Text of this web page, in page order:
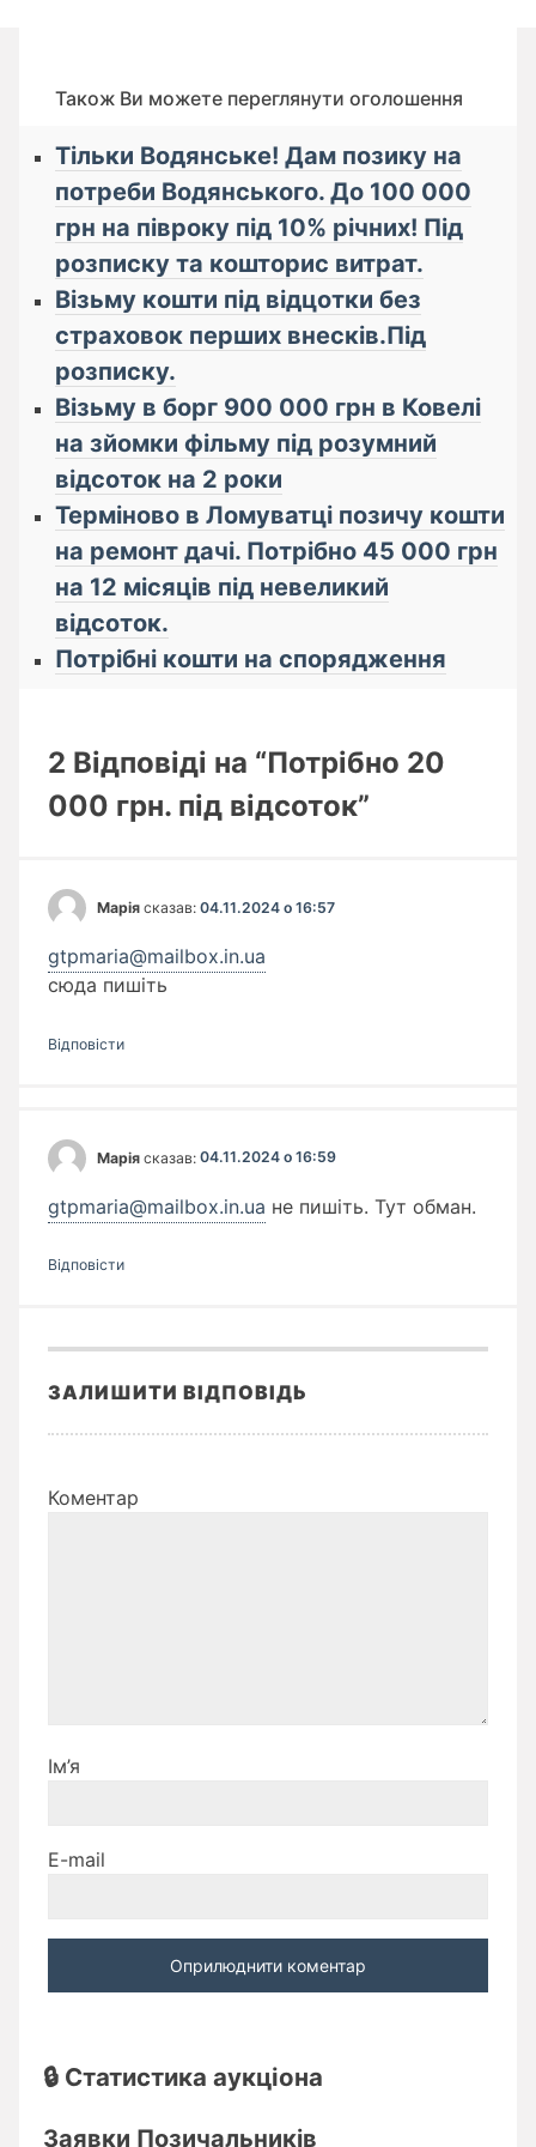
Також Ви можете переглянути оголошення
Тільки Водянське! Дам позику на
потреби Водянського. До 100 000
грн на півроку під 10% річних! Під
розписку та кошторис витрат.
Візьму кошти під відцотки без
страховок перших внесків.Під
розписку.
Візьму в борг 900 000 грн в Ковелі
на зйомки фільму під розумний
відсоток на 2 роки
Терміново в Ломуватці позичу кошти
на ремонт дачі. Потрібно 45 000 грн
на 12 місяців під невеликий
відсоток.
Потрібні кошти на спорядження
2 Відповіді на “Потрібно 20
000 грн. під відсоток”
Марія сказав: 04.11.2024 о 16:57
gtpmaria@mailbox.in.ua
сюда пишіть
Відповіcти
Марія сказав: 04.11.2024 о 16:59
gtpmaria@mailbox.in.ua не пишіть. Тут обман.
Відповіcти
ЗАЛИШИТИ ВІДПОВІДЬ
Коментар
Ім’я
E-mail
🔒 Статистика аукціона
Заявки Позичальників